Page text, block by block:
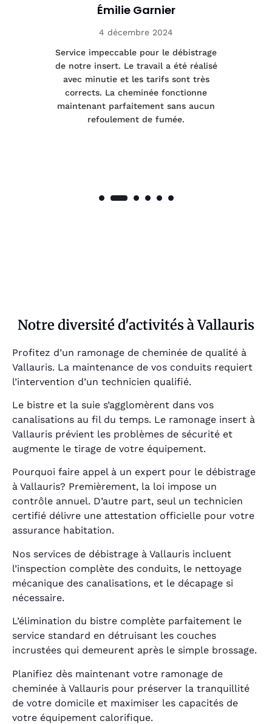
Émilie Garnier
4 décembre 2024
Service impeccable pour le débistrage
de notre insert. Le travail a été réalisé
avec minutie et les tarifs sont très
corrects. La cheminée fonctionne
maintenant parfaitement sans aucun
refoulement de fumée.
Notre diversité d'activités à Vallauris
Profitez d’un ramonage de cheminée de qualité à
Vallauris. La maintenance de vos conduits requiert
l’intervention d’un technicien qualifié.
Le bistre et la suie s’agglomèrent dans vos
canalisations au fil du temps. Le ramonage insert à
Vallauris prévient les problèmes de sécurité et
augmente le tirage de votre équipement.
Pourquoi faire appel à un expert pour le débistrage
à Vallauris? Premièrement, la loi impose un
contrôle annuel. D’autre part, seul un technicien
certifié délivre une attestation officielle pour votre
assurance habitation.
Nos services de débistrage à Vallauris incluent
l’inspection complète des conduits, le nettoyage
mécanique des canalisations, et le décapage si
nécessaire.
L’élimination du bistre complète parfaitement le
service standard en détruisant les couches
incrustées qui demeurent après le simple brossage.
Planifiez dès maintenant votre ramonage de
cheminée à Vallauris pour préserver la tranquillité
de votre domicile et maximiser les capacités de
votre équipement calorifique.